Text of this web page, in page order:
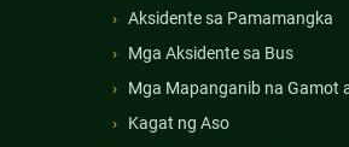
Aksidente sa Pamamangka
Mga Aksidente sa Bus
Mga Mapanganib na Gamot
Kagat ng Aso